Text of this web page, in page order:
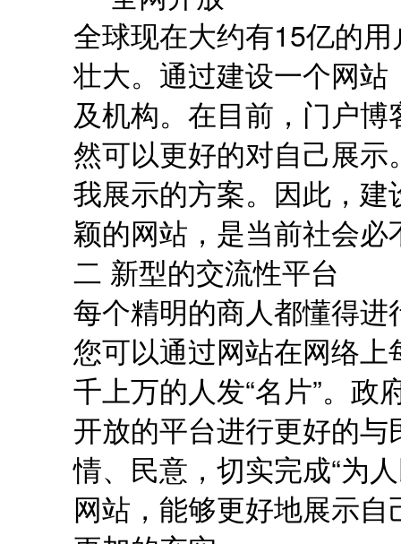
全球现在大约有15亿的
壮大。通过建设一个网
及机构。在目前，门户
然可以更好的对自己展
我展示的方案。因此，
颖的网站，是当前社会必
二 新型的交流性平台
每个精明的商人都懂得
您可以通过网站在网络
千上万的人发“名片”。
开放的平台进行更好的
情、民意，切实完成“为
网站，能够更好地展示